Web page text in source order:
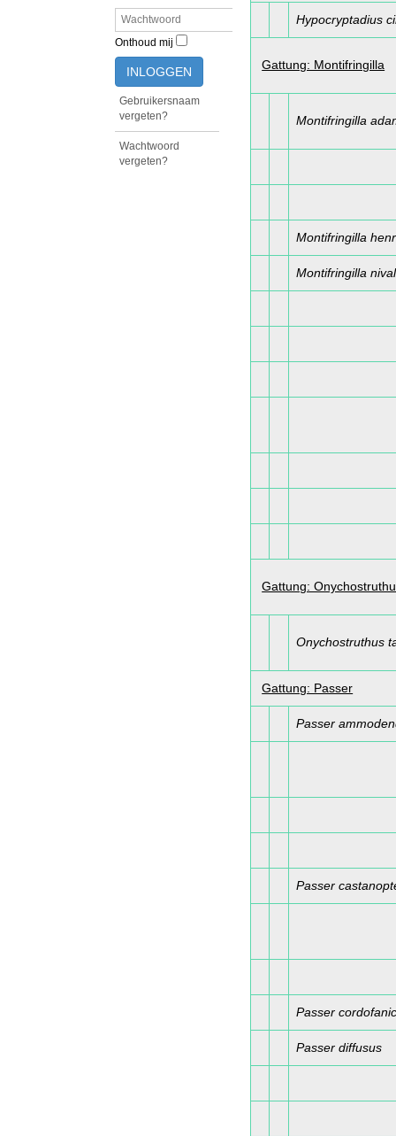
Onthoud mij
INLOGGEN
Gebruikersnaam
vergeten?
Wachtwoord
vergeten?
Hypocryptadius
Gattung: Montifringilla
Montifringilla
Montifringilla
Montifringilla
Gattung:
Onychostruthus
Gattung: Passer
Passer
Passer
Passer
Passer diffusus